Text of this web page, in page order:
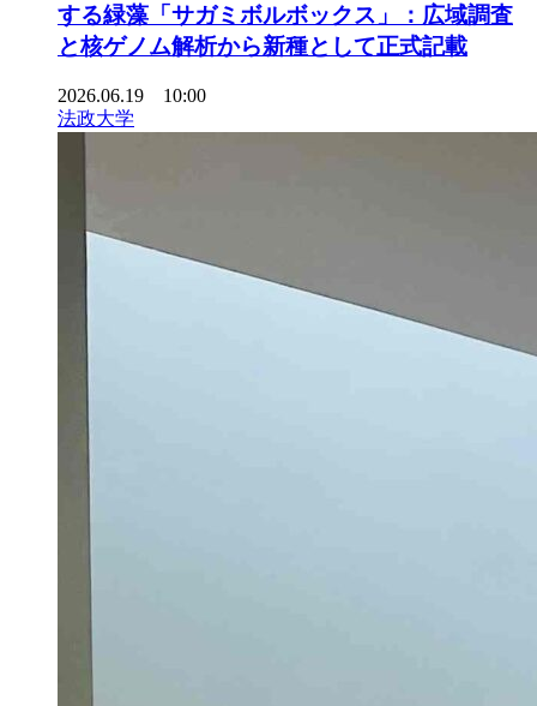
する緑藻「サガミボルボックス」：広域調査
と核ゲノム解析から新種として正式記載
2026.06.19 10:00
法政大学